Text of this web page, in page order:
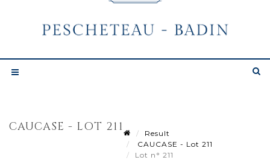
CAUCASE - LOT 211
Result
CAUCASE - Lot 211
Lot n° 211